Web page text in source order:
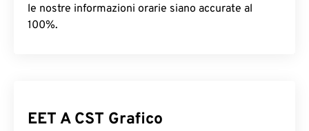
le nostre informazioni orarie siano accurate al
100%.
EET A CST Grafico